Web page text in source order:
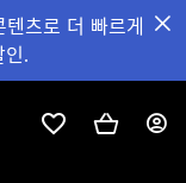
츠로 더 빠르게
.